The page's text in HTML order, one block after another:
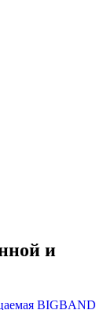
и
BIGBAND